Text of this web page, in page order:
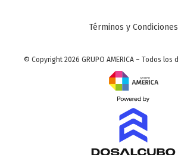
Términos y Condiciones
© Copyright 2026 GRUPO AMERICA – Todos